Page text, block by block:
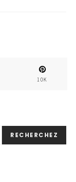
10K
RECHERCHEZ